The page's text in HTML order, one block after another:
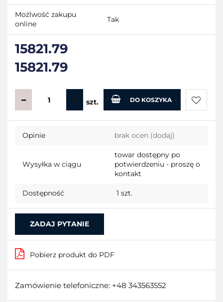
Możlwość zakupu
online
Tak
15821.79
15821.79
szt. DO KOSZYKA
Do
Opinie brak ocen (dodaj)
Wysyłka w ciągu
towar dostępny po
potwierdzeniu - proszę o
kontakt
Dostępność 1 szt.
ZADAJ PYTANIE
Pobierz produkt do PDF
Zamówienie telefoniczne: +48 343563552